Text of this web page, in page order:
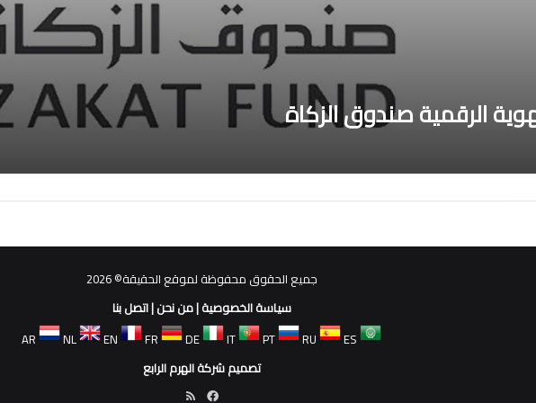
الرقمية صندوق الزكاة
جميع الحقوق محفوظة لموقع الحقيقة© 2026
سياسة الخصوصية|من نحن|اتصل بنا
AR
NL EN FR DE IT PT RU
ES
تصميم شركة الهرم الرابع
فيسبوك